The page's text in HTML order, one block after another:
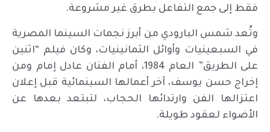
فقط إلى جمع التفاعل بطرق غير مشروعة.
وتُعد شمس البارودي من أبرز نجمات السينما المصرية
في السبعينيات وأوائل الثمانينيات، وكان فيلم “اثنين
على الطريق” العام 1984، أمام الفنان عادل إمام ومن
إخراج حسن يوسف، آخر أعمالها السينمائية قبل إعلان
اعتزالها الفن وارتدائها الحجاب، لتبتعد بعدها عن
الأضواء لعقود طويلة.